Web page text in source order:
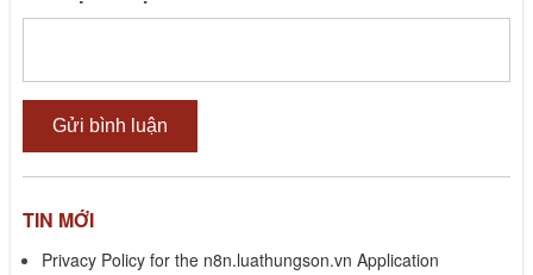
TIN MỚI
Privacy Policy for the n8n.luathungson.vn Application